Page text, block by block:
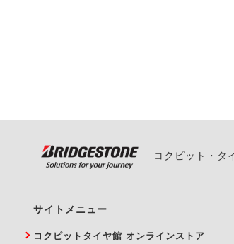
また
コクピット・タ
サイトメニュー
コクピットタイヤ館 オンラインストア